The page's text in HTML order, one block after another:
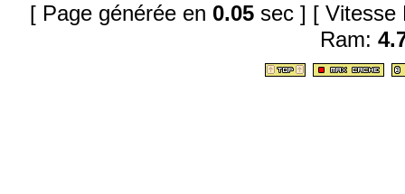
[ Page générée en 0.05 sec ] [
Ram: